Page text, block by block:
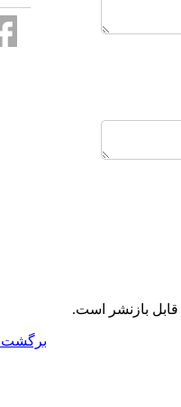
قابل بازنشر است.
برگشت